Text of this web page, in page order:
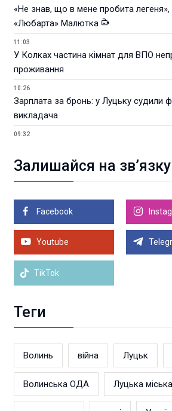
«Не знав, що в мене пробита
«Любарта» Малютка
11:03
У Колках частина кімнат для ВПО
проживання
10:26
Зарплата за бронь: у Луцьку судили
викладача
09:32
05.08.2026 21:18
Порівняння телеоб'єктивів Sigma
05.08.2026 21:00
У Луцьку на 99,9% готовий новий
ветеранський простір. ВІДЕО
Залишайся на зв’язку
Facebook
Youtube
TikTok
Теги
Волинь війна Луцьк
Волинська ОДА Луцька